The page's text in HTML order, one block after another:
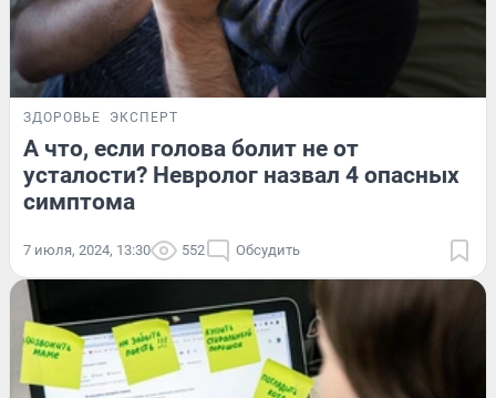
ЗДОРОВЬЕ ЭКСПЕРТ
А что, если голова болит не от
усталости? Невролог назвал 4 опасных
симптома
7 июля, 2024, 13:30 552 Обсудить